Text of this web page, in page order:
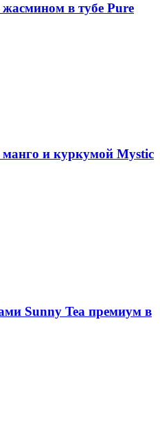
в тубе Pure
и куркумой Mystic
Sunny Tea премиум в